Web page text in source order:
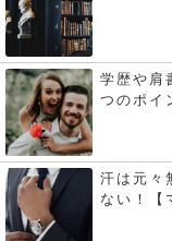
学歴や肩
つのポイ
汗は元々
ない！【